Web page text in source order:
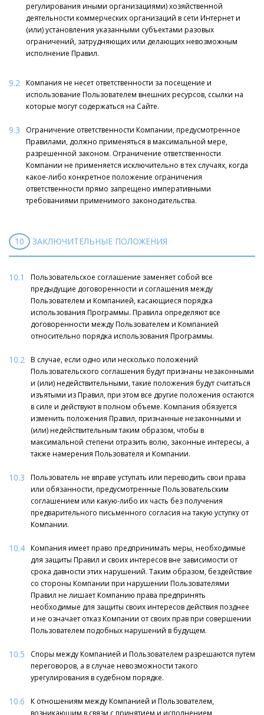
регулирования иными организациями) хозяйственной
деятельности коммерческих организаций в сети Интернет и
(или) установления указанными субъектами разовых
ограничений, затрудняющих или делающих невозможным
исполнение Правил.
9.2 Компания не несет ответственности за посещение и
использование Пользователем внешних ресурсов, ссылки на
которые могут содержаться на Сайте.
9.3
Ограничение ответственности Компании, предусмотренное
Правилами, должно применяться в максимальной мере,
разрешенной законом. Ограничение ответственности
Компании не применяется исключительно в тех случаях, когда
какое-либо конкретное положение ограничения
ответственности прямо запрещено императивными
требованиями применимого законодательства.
10 ЗАКЛЮЧИТЕЛЬНЫЕ ПОЛОЖЕНИЯ
10.1
Пользовательское соглашение заменяет собой все
предыдущие договоренности и соглашения между
Пользователем и Компанией, касающиеся порядка
использования Программы. Правила определяют все
договоренности между Пользователем и Компанией
относительно порядка использования Программы.
10.2 В случае, если одно или несколько положений
Пользовательского соглашения будут признаны незаконными
и (или) недействительными, такие положения будут считаться
изъятыми из Правил, при этом все другие положения остаются
в силе и действуют в полном объеме. Компания обязуется
изменить положения Правил, признанные незаконными и
(или) недействительным таким образом, чтобы в
максимальной степени отразить волю, законные интересы, а
также намерения Пользователя и Компании.
10.3
Пользователь не вправе уступать или переводить свои права
или обязанности, предусмотренные Пользовательским
соглашением или какую-либо их часть без получения
предварительного письменного согласия на такую уступку от
Компании.
10.4 Компания имеет право предпринимать меры, необходимые
для защиты Правил и своих интересов вне зависимости от
срока давности этих нарушений. Таким образом, бездействие
со стороны Компании при нарушении Пользователями
Правил не лишает Компанию права предпринять
необходимые для защиты своих интересов действия позднее
и не означает отказ Компании от своих прав при совершении
Пользователем подобных нарушений в будущем.
10.5
Споры между Компанией и Пользователем разрешаются путем
переговоров, а в случае невозможности такого
урегулирования в судебном порядке.
10.6
К отношениям между Компанией и Пользователем,
возникающим в связи с принятием и исполнением